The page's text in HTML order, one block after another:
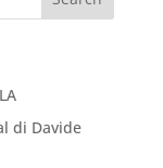
di Davide